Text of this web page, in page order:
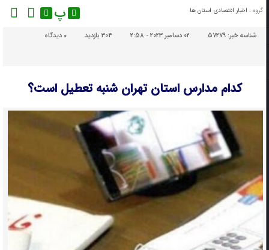
گروه : اخبار اقتصادی استان ها پ
شناسه خبر:57279 02 دسامبر 2023 - 2:58 304 بازدید دیدگاه
کدام مدارس استان تهران شنبه تعطیل است؟